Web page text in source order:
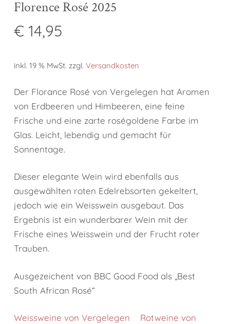
Florence Rosé 2025
€ 14,95
inkl. 19 % MwSt. zzgl. Versandkosten
Der Florance Rosé von Vergelegen hat Aromen
von Erdbeeren und Himbeeren, eine feine
Frische und eine zarte roségoldene Farbe im
Glas. Leicht, lebendig und gemacht für
Sonnentage.
Dieser elegante Wein wird ebenfalls aus
ausgewählten roten Edelrebsorten gekeltert,
jedoch wie ein Weisswein ausgebaut. Das
Ergebnis ist ein wunderbarer Wein mit der
Frische eines Weisswein und der Frucht roter
Trauben.
Ausgezeichent von BBC Good Food als „Best
South African Rosé“
Weissweine von Vergelegen
Rotweine von